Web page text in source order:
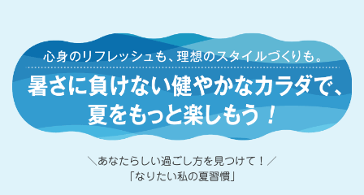
心
身
の
リ
＼あなたらしい過ごし方を見つけて！／
「なりたい私の夏習慣」